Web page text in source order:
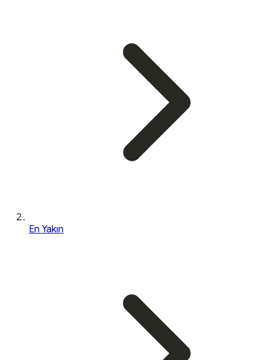
En Yakın